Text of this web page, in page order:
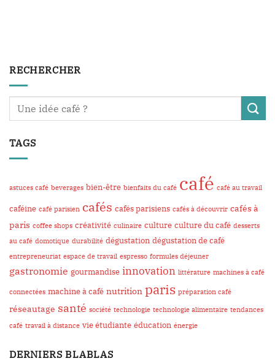
RECHERCHER
TAGS
astuces café beverages bien-être bienfaits du café café café au travail
caféine café parisien cafés cafés parisiens cafés à découvrir cafés à
paris coffee shops créativité culinaire culture culture du café desserts
au café domotique durabilité dégustation dégustation de café
entrepreneuriat espace de travail espresso formules déjeuner
gastronomie gourmandise innovation littérature machines à café
connectées machine à café nutrition paris préparation café
réseautage santé société technologie technologie alimentaire tendances
café travail à distance vie étudiante éducation énergie
DERNIERS BLABLAS